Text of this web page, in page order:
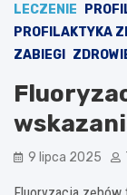
LECZENIE
PROFILAKTYKA
ZABIEGI
9 lipca 2025